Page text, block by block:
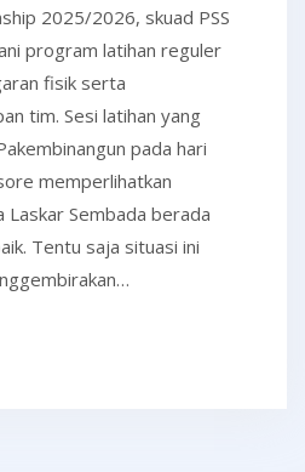
2025/2026, skuad PSS
program latihan reguler
fisik serta
tim. Sesi latihan yang
pada hari
memperlihatkan
Sembada berada
Tentu saja situasi ini